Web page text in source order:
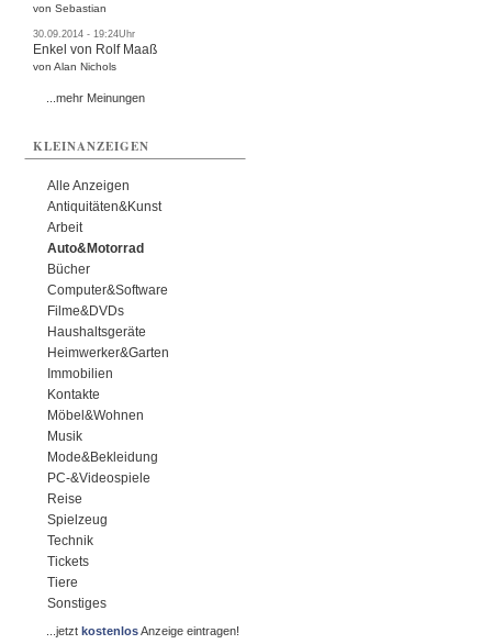
von Sebastian
30.09.2014 - 19:24Uhr
Enkel von Rolf Maaß
von Alan Nichols
...mehr Meinungen
KLEINANZEIGEN
Alle Anzeigen
Antiquitäten&Kunst
Arbeit
Auto&Motorrad
Bücher
Computer&Software
Filme&DVDs
Haushaltsgeräte
Heimwerker&Garten
Immobilien
Kontakte
Möbel&Wohnen
Musik
Mode&Bekleidung
PC-&Videospiele
Reise
Spielzeug
Technik
Tickets
Tiere
Sonstiges
...jetztkostenlosAnzeige eintragen!